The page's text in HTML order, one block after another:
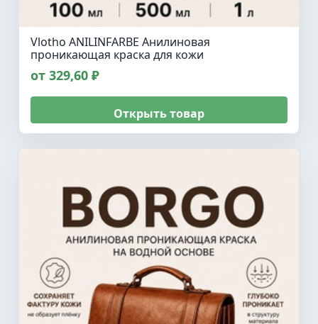
Vlotho ANILINFARBE Анилиновая
проникающая краска для кожи
от 329,60 ₽
Открыть товар